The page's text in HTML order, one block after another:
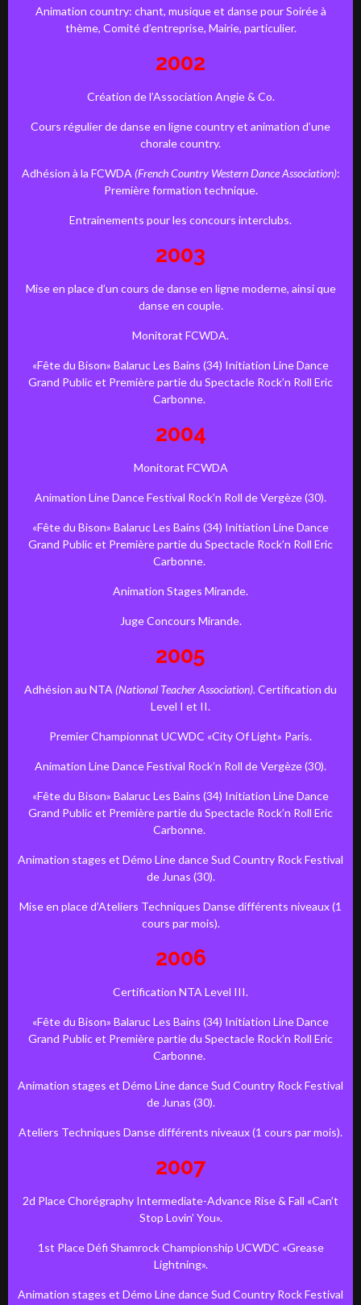
Animation country: chant, musique et danse pour Soirée à
thème, Comité d’entreprise, Mairie, particulier.
2002
Création de l’Association Angie & Co.
Cours régulier de danse en ligne country et animation d’une
chorale country.
Adhésion à la FCWDA (French Country Western Dance Association):
Première formation technique.
Entrainements pour les concours interclubs.
2003
Mise en place d’un cours de danse en ligne moderne, ainsi que
danse en couple.
Monitorat FCWDA.
«Fête du Bison» Balaruc Les Bains (34) Initiation Line Dance
Grand Public et Première partie du Spectacle Rock’n Roll Eric
Carbonne.
2004
Monitorat FCWDA
Animation Line Dance Festival Rock’n Roll de Vergèze (30).
«Fête du Bison» Balaruc Les Bains (34) Initiation Line Dance
Grand Public et Première partie du Spectacle Rock’n Roll Eric
Carbonne.
Animation Stages Mirande.
Juge Concours Mirande.
2005
Adhésion au NTA (National Teacher Association). Certification du
Level I et II.
Premier Championnat UCWDC «City Of Light» Paris.
Animation Line Dance Festival Rock’n Roll de Vergèze (30).
«Fête du Bison» Balaruc Les Bains (34) Initiation Line Dance
Grand Public et Première partie du Spectacle Rock’n Roll Eric
Carbonne.
Animation stages et Démo Line dance Sud Country Rock Festival
de Junas (30).
Mise en place d’Ateliers Techniques Danse différents niveaux (1
cours par mois).
2006
Certification NTA Level III.
«Fête du Bison» Balaruc Les Bains (34) Initiation Line Dance
Grand Public et Première partie du Spectacle Rock’n Roll Eric
Carbonne.
Animation stages et Démo Line dance Sud Country Rock Festival
de Junas (30).
Ateliers Techniques Danse différents niveaux (1 cours par mois).
2007
2d Place Chorégraphy Intermediate-Advance Rise & Fall «Can’t
Stop Lovin’ You».
1st Place Défi Shamrock Championship UCWDC «Grease
Lightning».
Animation stages et Démo Line dance Sud Country Rock Festival